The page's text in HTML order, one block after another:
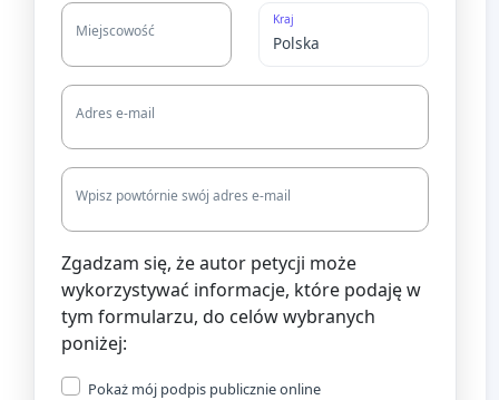
Miejscowość
Kraj
Adres e-mail
Wpisz powtórnie swój adres e-mail
Zgadzam się, że autor petycji może
wykorzystywać informacje, które podaję w
tym formularzu, do celów wybranych
poniżej:
Pokaż mój podpis publicznie online